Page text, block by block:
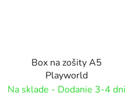
Box na zošity A5
Playworld
Na sklade - Dodanie 3-4 dni